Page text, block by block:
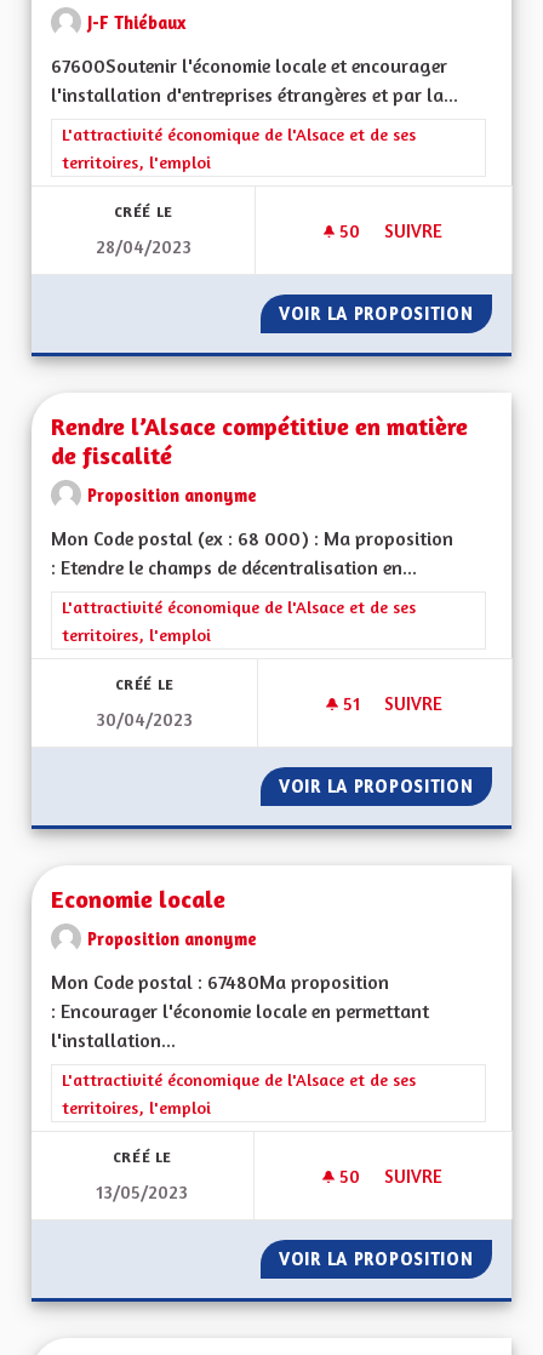
J-F Thiébaux
67600Soutenir l'économie locale et encourager
l'installation d'entreprises étrangères et par la...
Filtrer les résultats de la catégorie : L'attractivité
L'attractivité économique de l'Alsace et de ses
territoires, l'emploi
CRÉÉ LE
28/04/2023
50 50 ABONNÉS
SUIVRE
VOIR LA PROPOSITION
Rendre l’Alsace compétitive en matière
de fiscalité
Proposition anonyme
Mon Code postal (ex : 68 000) : Ma proposition
: Etendre le champs de décentralisation en...
Filtrer les résultats de la catégorie : L'attractivité
L'attractivité économique de l'Alsace et de ses
territoires, l'emploi
CRÉÉ LE
30/04/2023
51 51 ABONNÉS
SUIVRE
VOIR LA PROPOSITION
Economie locale
Proposition anonyme
Mon Code postal : 67480Ma proposition
: Encourager l'économie locale en permettant
l'installation...
Filtrer les résultats de la catégorie : L'attractivité
L'attractivité économique de l'Alsace et de ses
territoires, l'emploi
CRÉÉ LE
13/05/2023
50 50 ABONNÉS
SUIVRE
VOIR LA PROPOSITION